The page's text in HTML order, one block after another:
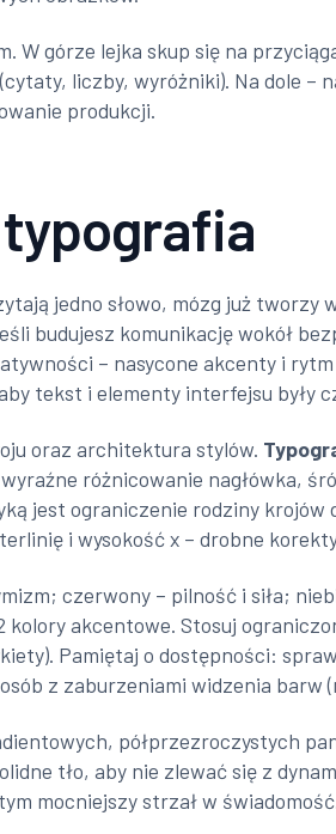
górze lejka skup się na
liczby, wyróżniki). Na dole –
produkcji.
jedno słowo, mózg już
budujesz komunikację wokół
– nasycone akcenty i
tekst i elementy interfejsu były
oraz architektura stylów.
różnicowanie nagłówka,
jest ograniczenie rodziny krojów
i wysokość x – drobne
czerwony – pilność i siła;
akcentowe. Stosuj
Pamiętaj o dostępności:
z zaburzeniami widzenia
półprzezroczystych
tło, aby nie zlewać się z
mocniejszy strzał w